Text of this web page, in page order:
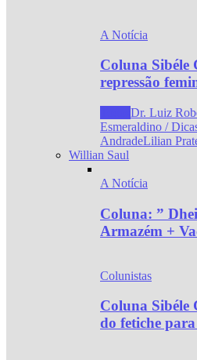
A Notícia
Coluna Sibéle
repressão
Dr. Luiz
Esmeraldino /
AndradeLilian
Willian Saul
A Notícia
Coluna: ”
Armazém +
Colunistas
Coluna Sibéle
do fetiche